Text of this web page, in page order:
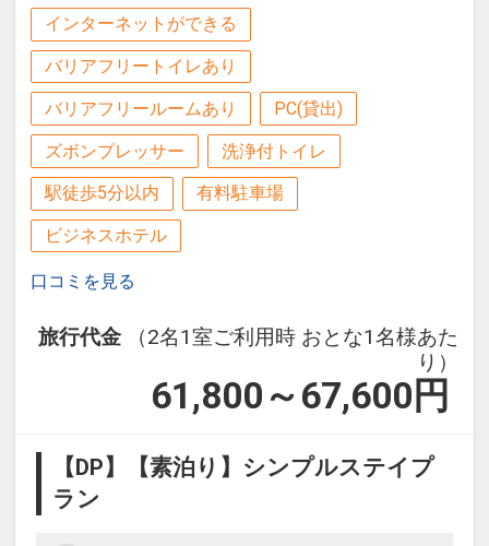
30日
インターネットコース番号：DP-1-
17204658
・大塚国際美術館＜ホテルから車で約１
時間＞
世界の名画が特殊技術によって原寸大の
陶板で忠実に再現されています。
・祖谷のかずら橋＜ホテルから車で約１
時間＞
日本三奇橋の１つとして知られていま
す。一歩踏み出すたびに軋んでユラユラ
「食事なしプラン」と「朝食付プラン」
をご用意しています。
●「食事なしプラン」と「朝食付プラ
※ご覧のページがどちらかを【食事条
件】の項目でご確認のうえ、予約にお進
インターネットができる
バリアフリートイレあり
バリアフリールームあり PC(貸出)
ズボンプレッサー 洗浄付トイレ
駅徒歩5分以内 有料駐車場
ビジネスホテル
口コミを見る
旅行代金
（2名1室ご利用時 おとな1名様あた
り）
61,800～67,600 円
【DP】【素泊り】シンプルステイプ
ラン